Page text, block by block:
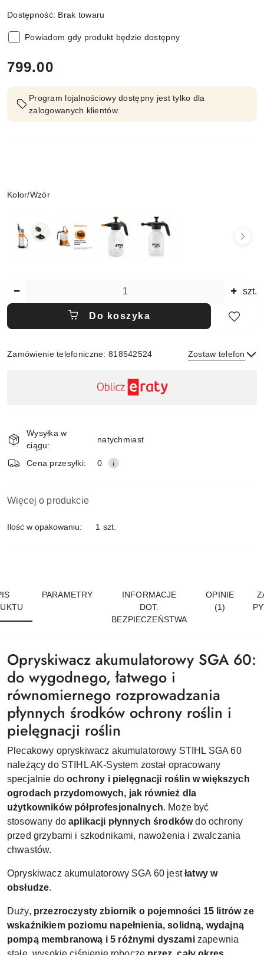
Dostępność: Brak towaru
Powiadom gdy produkt będzie dostępny
cena:
799.00
Program lojalnościowy dostępny jest tylko dla
zalogowanych klientów.
Wariant
Kolor/Wzór
szt.
Do koszyka
Zamówienie telefoniczne: 818542524 Zostaw telefon
dostawa
Wysyłka w
ciągu:
natychmiast
Cena przesyłki: 0
Więcej o produkcie
Ilość w opakowaniu: 1 szt.
PARAMETRY
INFORMACJE
DOT.
BEZPIECZEŃSTWA
OPINIE
(1)
Opryskiwacz akumulatorowy SGA 60:
do wygodnego, łatwego i
równomiernego rozprowadzania
płynnych środków ochrony roślin i
pielęgnacji roślin
Plecakowy opryskiwacz akumulatorowy STIHL SGA 60
należący do STIHL AK-System został opracowany
specjalnie do ochrony i pielęgnacji roślin w większych
ogrodach przydomowych, jak również dla
użytkowników półprofesjonalnych. Może być
stosowany do aplikacji płynnych środków do ochrony
przed grzybami i szkodnikami, nawożenia i zwalczania
chwastów.
Opryskiwacz akumulatorowy SGA 60 jest łatwy w
obsłudze.
Duży, przezroczysty zbiornik o pojemności 15 litrów ze
wskaźnikiem poziomu napełnienia, solidną, wydajną
pompą membranową i 5 różnymi dyszami zapewnia